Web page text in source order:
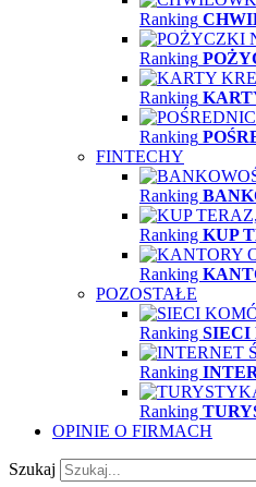
Ranking
Ranking
Ranking
Ranking
FINTECHY
Ranking
Ranking KUP
Ranking
POZOSTAŁE
Ranking SIECI
Ranking
Ranking
OPINIE O FIRMACH
Szukaj